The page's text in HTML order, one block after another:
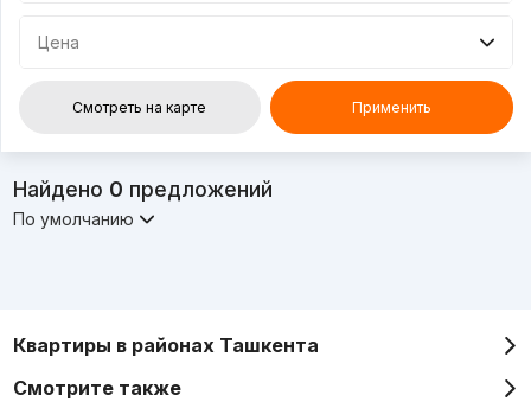
Цена
Смотреть на карте Применить
Найдено 0 предложений
По умолчанию
Квартиры в районах Ташкента
Смотрите также